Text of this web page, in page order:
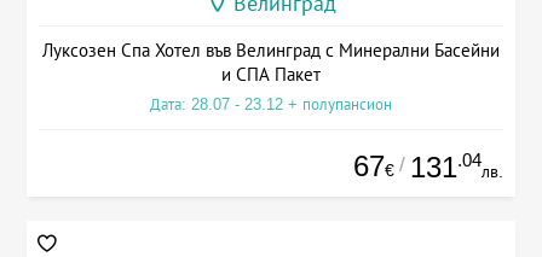
Луксозен Спа Хотел във Велинград с Минерални Басейни
и СПА Пакет
Дата: 28.07 - 23.12 + полупансион
67€ / 131.04
лв.